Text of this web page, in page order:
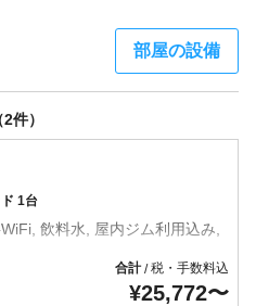
部屋の設備
件）
1台
飲料水, 屋内ジム利用込み,
合計/税・手数料込
¥25,772〜